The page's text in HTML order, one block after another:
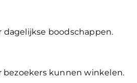
boodschappen.
bezoekers kunnen winkelen.